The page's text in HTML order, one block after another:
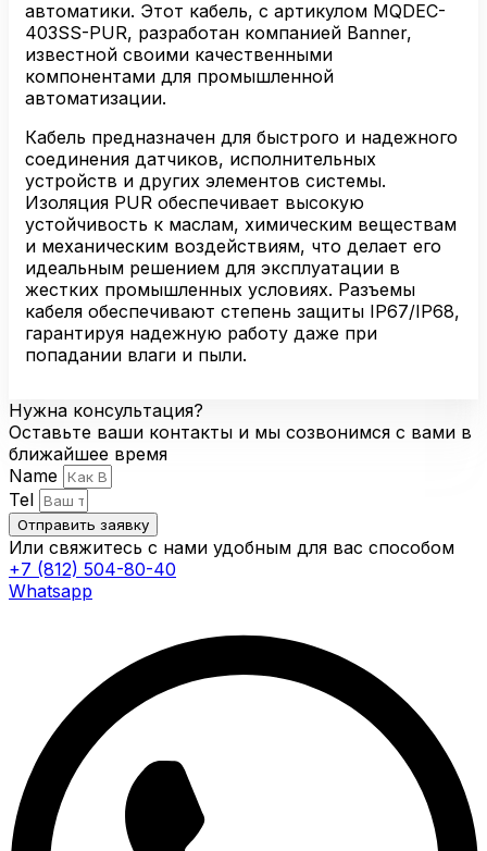
автоматики. Этот кабель, с артикулом MQDEC-
403SS-PUR, разработан компанией Banner,
известной своими качественными
компонентами для промышленной
автоматизации.
Кабель предназначен для быстрого и надежного
соединения датчиков, исполнительных
устройств и других элементов системы.
Изоляция PUR обеспечивает высокую
устойчивость к маслам, химическим веществам
и механическим воздействиям, что делает его
идеальным решением для эксплуатации в
жестких промышленных условиях. Разъемы
кабеля обеспечивают степень защиты IP67/IP68,
гарантируя надежную работу даже при
попадании влаги и пыли.
Нужна консультация?
Оставьте ваши контакты и мы созвонимся с вами в
ближайшее время
Name
Tel
Отправить заявку
Или свяжитесь с нами удобным для вас способом
+7 (812) 504-80-40
Whatsapp